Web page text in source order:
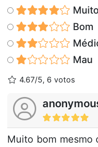
Bom
Mau
4.67/5, 6 votos
Muito bom mesmo